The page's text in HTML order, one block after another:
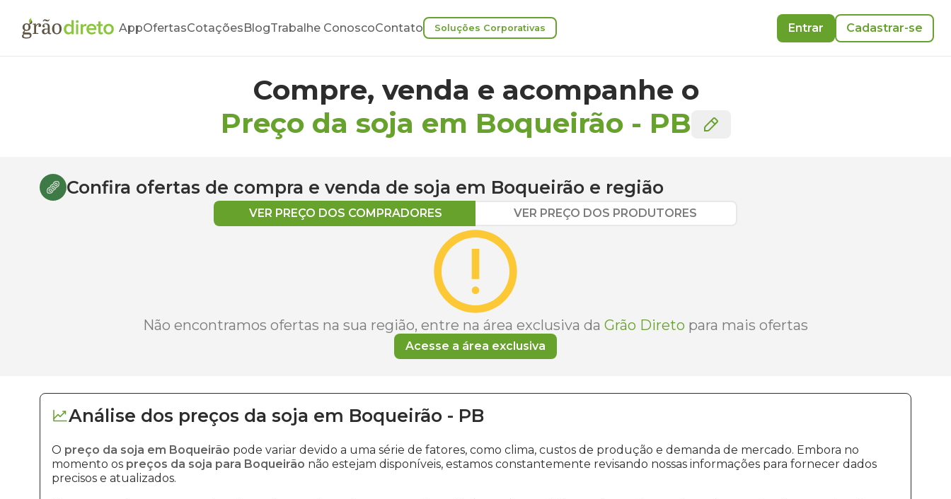
AppOfertasCotaçõesBlogTrabalhe ConoscoContato Soluções Corporativas Entrar Cadastrar-se
Compre, venda e acompanhe o
Preço da soja em Boqueirão - PB
Confira ofertas de compra e venda de soja em Boqueirão e região
VER PREÇO DOS COMPRADORES VER PREÇO DOS PRODUTORES
Não encontramos ofertas na sua região, entre na área exclusiva da Grão Direto para mais ofertas
Acesse a área exclusiva
Análise dos preços da soja em Boqueirão - PB
O preço da soja em Boqueirão pode variar devido a uma série de fatores, como clima, custos de produção e demanda de mercado. Embora no
momento os preços da soja para Boqueirão não estejam disponíveis, estamos constantemente revisando nossas informações para fornecer dados
precisos e atualizados.